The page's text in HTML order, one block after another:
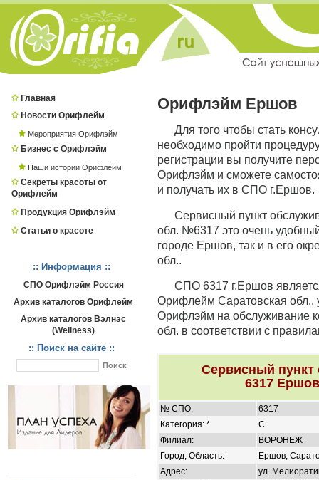
Главная
Новости Орифлейм
Мероприятия Орифлэйм
Бизнес с Орифлэйм
Наши истории Орифлейм
Секреты красоты от
Орифлейм
Продукция Орифлэйм
Статьи о красоте
:: Информация ::
СПО Орифлэйм Россия
Архив каталогов Орифлейм
Архив каталогов Вэлнэс
(Wellness)
:: Поиск на сайте ::
Орифлэйм Ершов
Для того чтобы стать
необходимо пройти
регистрации вы получите
Орифлэйм и сможете
и получать их в СПО г.Ершов.
Сервисный пункт
обл. №6317 это очень
городе Ершов, так и в его
обл..
СПО 6317 г.Ершов
Орифлейм Саратовская обл.,
Орифлэйм на обслуживание
обл. в соответствии с
Сервисный
6317
№ СПО:
6317
Категория: *
C
Филиал:
ВОРОНЕЖ
Город, Область:
Ершов,
Адрес:
ул.